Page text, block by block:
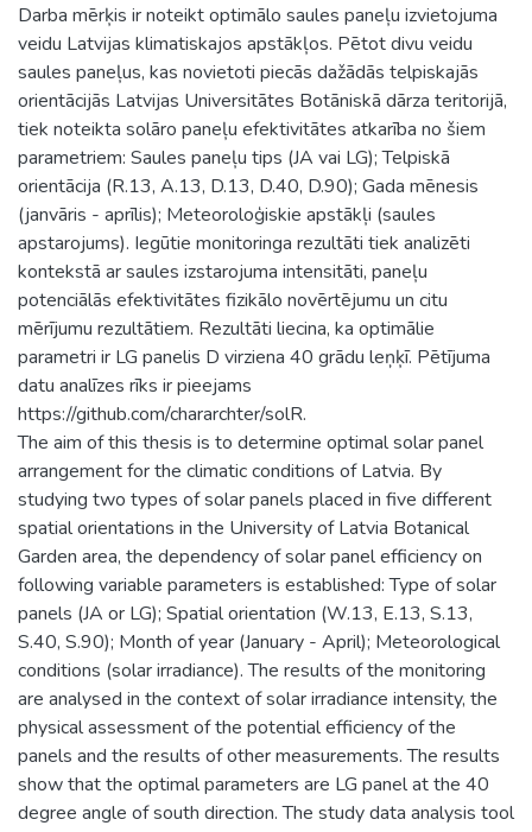
Darba mērķis ir noteikt optimālo saules paneļu izvietojuma
veidu Latvijas klimatiskajos apstākļos. Pētot divu veidu
saules paneļus, kas novietoti piecās dažādās telpiskajās
orientācijās Latvijas Universitātes Botāniskā dārza teritorijā,
tiek noteikta solāro paneļu efektivitātes atkarība no šiem
parametriem: Saules paneļu tips (JA vai LG); Telpiskā
orientācija (R.13, A.13, D.13, D.40, D.90); Gada mēnesis
(janvāris - aprīlis); Meteoroloģiskie apstākļi (saules
apstarojums). Iegūtie monitoringa rezultāti tiek analizēti
kontekstā ar saules izstarojuma intensitāti, paneļu
potenciālās efektivitātes fizikālo novērtējumu un citu
mērījumu rezultātiem. Rezultāti liecina, ka optimālie
parametri ir LG panelis D virziena 40 grādu leņķī. Pētījuma
datu analīzes rīks ir pieejams
https://github.com/chararchter/solR.
The aim of this thesis is to determine optimal solar panel
arrangement for the climatic conditions of Latvia. By
studying two types of solar panels placed in five different
spatial orientations in the University of Latvia Botanical
Garden area, the dependency of solar panel efficiency on
following variable parameters is established: Type of solar
panels (JA or LG); Spatial orientation (W.13, E.13, S.13,
S.40, S.90); Month of year (January - April); Meteorological
conditions (solar irradiance). The results of the monitoring
are analysed in the context of solar irradiance intensity, the
physical assessment of the potential efficiency of the
panels and the results of other measurements. The results
show that the optimal parameters are LG panel at the 40
degree angle of south direction. The study data analysis tool